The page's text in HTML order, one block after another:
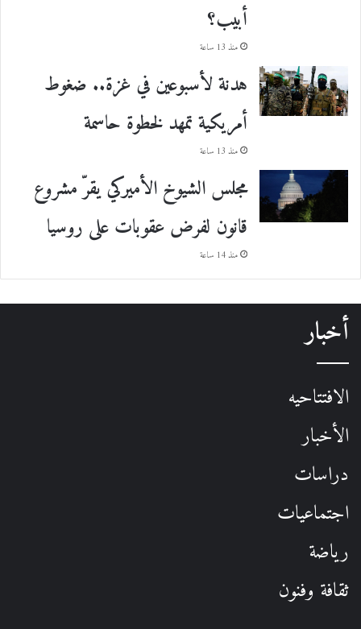
أبيب؟
منذ 13 ساعة
هدنة لأسبوعين في غزة.. ضغوط
أمريكية تمهد لخطوة حاسمة
منذ 13 ساعة
مجلس الشيوخ الأميركي يقرّ مشروع
قانون لفرض عقوبات على روسيا
منذ 14 ساعة
أخبار
الافتتاحيه
الأخبار
دراسات
اجتماعيات
رياضة
ثقافة وفنون